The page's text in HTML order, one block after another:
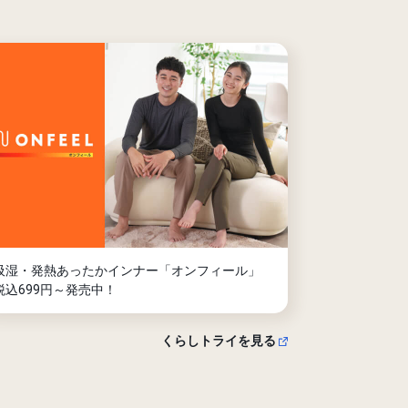
湿・発熱あったかインナー「オンフィール」
込699円～発売中！
くらしトライを見る